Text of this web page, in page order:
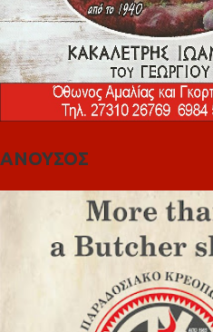
ΑΝΟΥΣΟΣ